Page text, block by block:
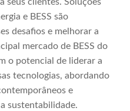
e BESS são
desafios e melhorar a
mercado de BESS do
o potencial de liderar a
tecnologias, abordando
e
sustentabilidade.